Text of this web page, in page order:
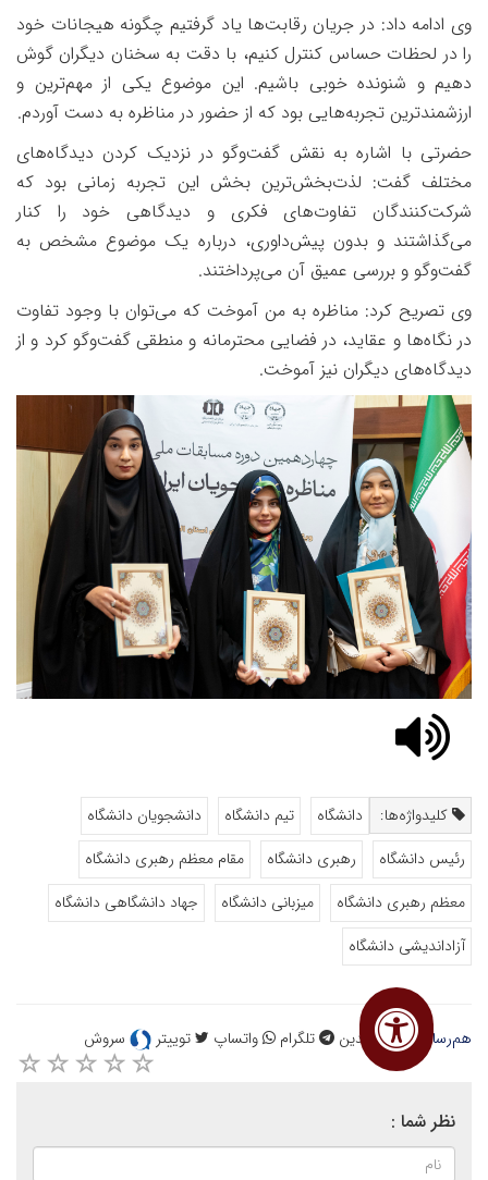
وی ادامه داد: در جریان رقابت‌ها یاد گرفتیم چگونه هیجانات خود
را در لحظات حساس کنترل کنیم، با دقت به سخنان دیگران گوش
دهیم و شنونده خوبی باشیم. این موضوع یکی از مهم‌ترین و
ارزشمندترین تجربه‌هایی بود که از حضور در مناظره به دست آوردم.
حضرتی با اشاره به نقش گفت‌وگو در نزدیک کردن دیدگاه‌های
مختلف گفت: لذت‌بخش‌ترین بخش این تجربه زمانی بود که
شرکت‌کنندگان تفاوت‌های فکری و دیدگاهی خود را کنار
می‌گذاشتند و بدون پیش‌داوری، درباره یک موضوع مشخص به
گفت‌وگو و بررسی عمیق آن می‌پرداختند.
وی تصریح کرد: مناظره به من آموخت که می‌توان با وجود تفاوت
در نگاه‌ها و عقاید، در فضایی محترمانه و منطقی گفت‌وگو کرد و از
دیدگاه‌های دیگران نیز آموخت.
کلیدواژه‌ها: دانشگاه تیم دانشگاه
دانشجویان دانشگاه
رئیس دانشگاه
رهبری دانشگاه
مقام معظم رهبری دانشگاه
معظم رهبری دانشگاه
میزبانی دانشگاه
جهاد دانشگاهی دانشگاه
آزاداندیشی دانشگاه
هم‌رسانی : لینکدین تلگرام واتساپ توییتر سروش
نظر شما :